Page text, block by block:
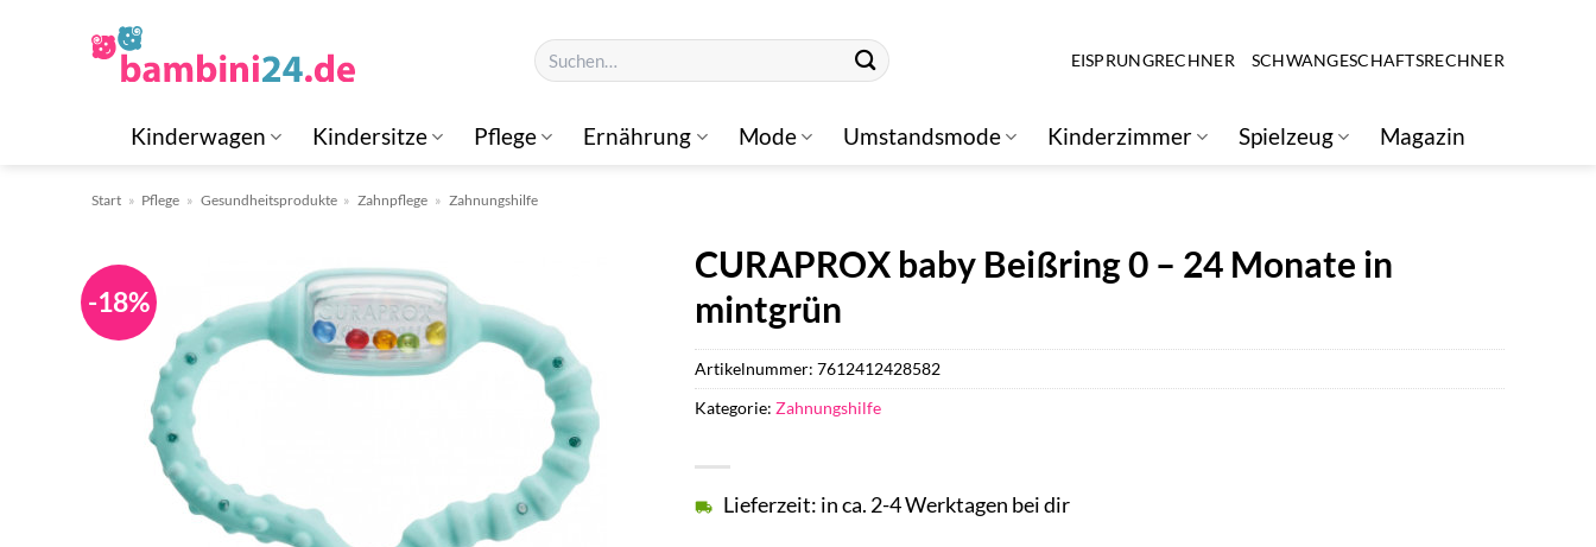
Suchen
nach:
EISPRUNGRECHNER SCHWANGESCHAFTSRECHNER
Kinderwagen Kindersitze Pflege Ernährung Mode Umstandsmode Kinderzimmer Spielzeug Magazin
Start » Pflege » Gesundheitsprodukte » Zahnpflege » Zahnungshilfe
-18%
CURAPROX baby Beißring 0 – 24 Monate in
mintgrün
Lieferzeit: in ca. 2-4 Werktagen bei dir
Artikelnummer:7612412428582
Kategorie:Zahnungshilfe